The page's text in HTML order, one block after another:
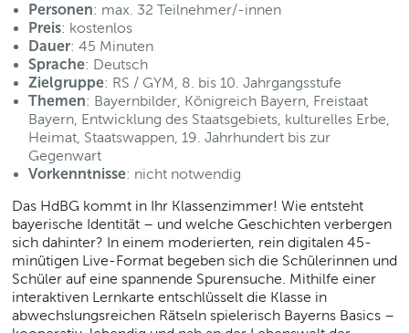
Personen: max. 32 Teilnehmer/-innen
Preis: kostenlos
Dauer: 45 Minuten
Sprache: Deutsch
Zielgruppe: RS / GYM, 8. bis 10. Jahrgangsstufe
Themen: Bayernbilder, Königreich Bayern, Freistaat
Bayern, Entwicklung des Staatsgebiets, kulturelles Erbe,
Heimat, Staatswappen, 19. Jahrhundert bis zur
Gegenwart
Vorkenntnisse: nicht notwendig
Das HdBG kommt in Ihr Klassenzimmer! Wie entsteht
bayerische Identität – und welche Geschichten verbergen
sich dahinter? In einem moderierten, rein digitalen 45-
minütigen Live-Format begeben sich die Schülerinnen und
Schüler auf eine spannende Spurensuche. Mithilfe einer
interaktiven Lernkarte entschlüsselt die Klasse in
abwechslungsreichen Rätseln spielerisch Bayerns Basics –